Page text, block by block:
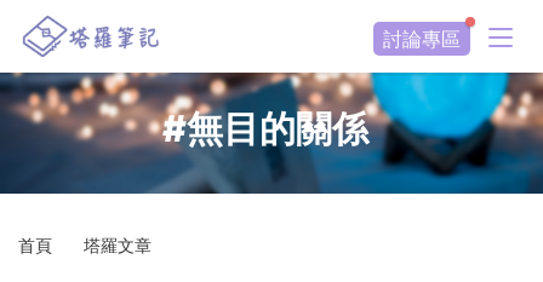
討論專區
#無目的關係
首頁 塔羅文章